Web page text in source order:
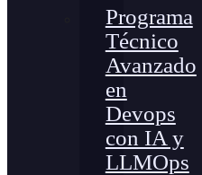
Programa
Técnico
Avanzado
en
Devops
con IA y
LLMOps